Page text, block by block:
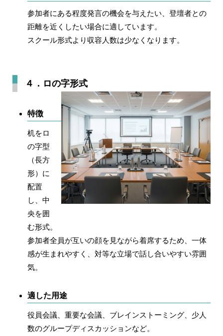
参加者にある程度発言の機会を与えたい、登壇者との
距離を近くしたい場合に適しています。
スクール形式より収容人数は少なくなります。
４．ロの字形式
特徴
机をロ
の字型
（長方
形）に
配置
し、中
央を囲
む形式。
参加者全員が互いの顔を見ながら着席するため、一体
感が生まれやすく、対等な立場で話し合いやすい雰囲
気。
適した用途
役員会議、重要な会議、ブレインストーミング、少人
数のグループディスカッションなど。